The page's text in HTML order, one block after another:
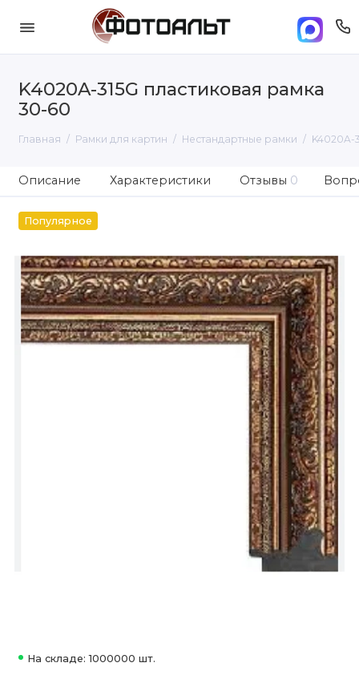
K4020A-315G пластиковая рамка
30-60
Главная Рамки для картин Нестандартные рамки K4020A-
Описание Характеристики Отзывы 0
Популярное
На складе: 1000000 шт.